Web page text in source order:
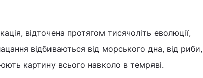
відточена протягом тисячоліть еволюції,
відбиваються від морського дна, від риби,
картину всього навколо в темряві.